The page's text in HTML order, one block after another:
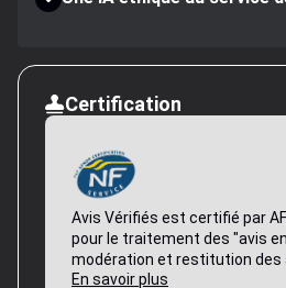
Certification
Avis Vérifiés est certifié par
pour le traitement des "avis
modération et restitution des
En savoir plus